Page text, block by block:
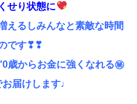
せり状態に
えるしみんなと素敵な時間
です❣❣
歳からお金に強くなれる㊙︎
届けします♩